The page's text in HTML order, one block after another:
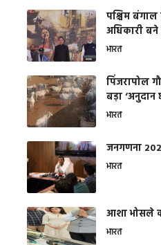
पश्चिम
अधिकारी बने
भारत
​पिंजरापोल
बड़ा ‘अनुदान
भारत
जनगणना
भारत
आशा भोसले
भारत